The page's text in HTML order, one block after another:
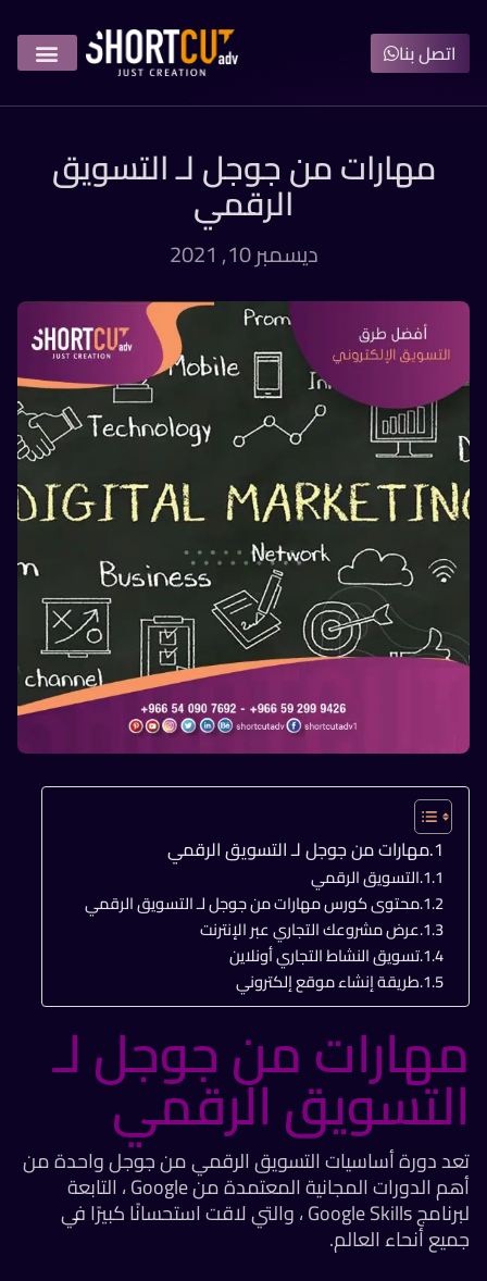
اتصل بنا
مهارات من جوجل لـ التسويق
الرقمي
ديسمبر 10, 2021
مهارات من جوجل لـ التسويق الرقمي
التسويق الرقمي
محتوى كورس مهارات من جوجل لـ التسويق الرقمي
عرض مشروعك التجاري عبر الإنترنت
تسويق النشاط التجاري أونلاين
طريقة إنشاء موقع إلكتروني
مهارات من جوجل لـ
التسويق الرقمي
تعد دورة أساسيات التسويق الرقمي من جوجل واحدة من
أهم الدورات المجانية المعتمدة من Google ، التابعة
لبرنامج Google Skills ، والتي لاقت استحسانًا كبيرًا في
جميع أنحاء العالم.